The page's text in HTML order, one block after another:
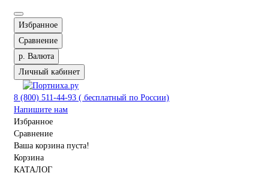
Избранное
Сравнение
р. Валюта
Личный кабинет
8 (800) 511-44-93 ( бесплатный по России)
Напишите нам
Избранное
Сравнение
Ваша корзина пуста!
Корзина
КАТАЛОГ